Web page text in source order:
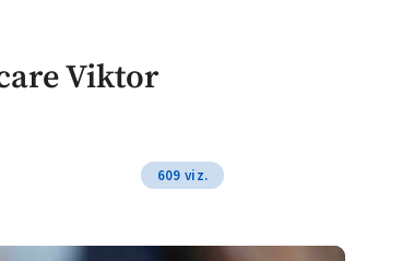
Viktor
609 viz.